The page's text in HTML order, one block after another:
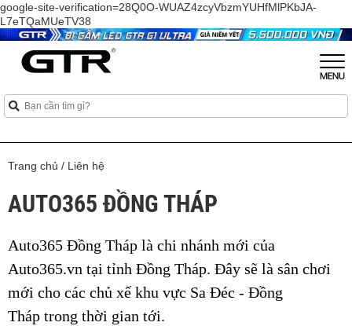
google-site-verification=28Q0O-WUAZ4zcyVbzmYUHfMlPKbJA-
L7eTQaMUeTV38
Trang chủ / Liên hệ
AUTO365 ĐỒNG THÁP
Auto365 Đồng Tháp là chi nhánh mới của
Auto365.vn tại tỉnh Đồng Tháp. Đây sẽ là sân chơi
mới cho các chủ xế khu vực Sa Đéc - Đồng
Tháp trong thời gian tới.